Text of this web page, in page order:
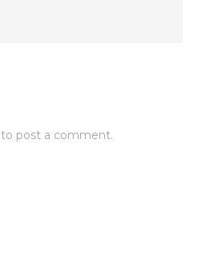
to post a comment.